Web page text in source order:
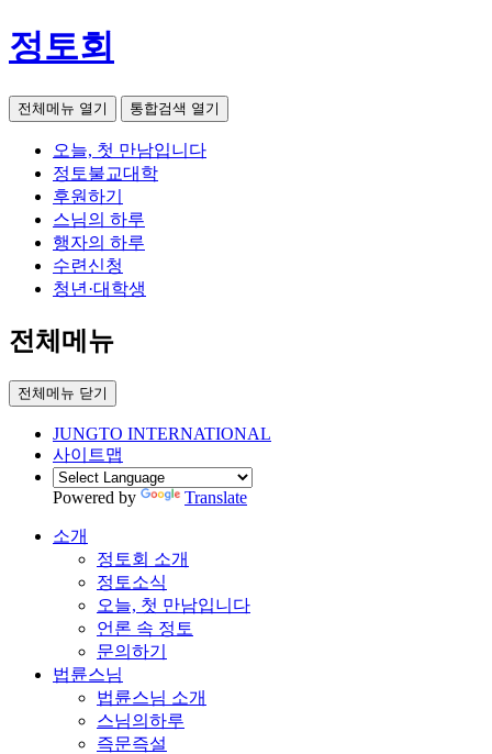
정토회
전체메뉴 열기 통합검색 열기
오늘, 첫 만남입니다
정토불교대학
후원하기
스님의 하루
행자의 하루
수련신청
청년·대학생
전체메뉴
전체메뉴 닫기
JUNGTO INTERNATIONAL
사이트맵
Powered by Translate
소개
정토회 소개
정토소식
오늘, 첫 만남입니다
언론 속 정토
문의하기
법륜스님
법륜스님 소개
스님의하루
즉문즉설